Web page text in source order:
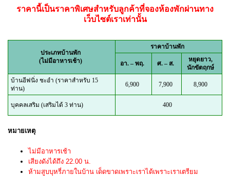
ราคานี้เป็นราคาพิเศษสำหรับลูกค้าที่จองห้องพักผ่านทาง
เว็บไซต์เราเท่านั้น
ประเภทบ้านพัก
(ไม่มีอาหารเช้า)
ราคาบ้านพัก
อา. – พฤ. ศ. – ส.
หยุดยาว,
นักขัตฤกษ์
บ้านอีฟนิ่ง ชะอำ (ราคาสำหรับ 15
ท่าน)
6,900 7,900 8,900
บุคคลเสริม (เสริมได้ 3 ท่าน) 400
หมายเหตุ
ไม่มีอาหารเช้า
เสียงดังได้ถึง 22.00 น.
ห้ามสูบบุหรี่ภายในบ้าน เด็ดขาดเพราะเราได้เพราะเราเตรียม